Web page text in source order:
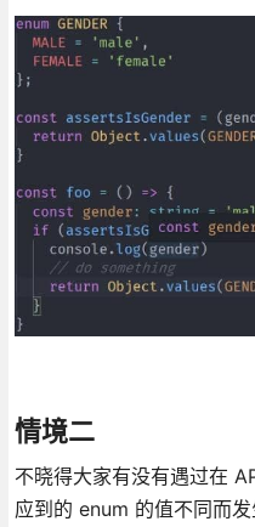
情境二
不晓得大家有没有遇过在
应到的 enum 的值不同而发